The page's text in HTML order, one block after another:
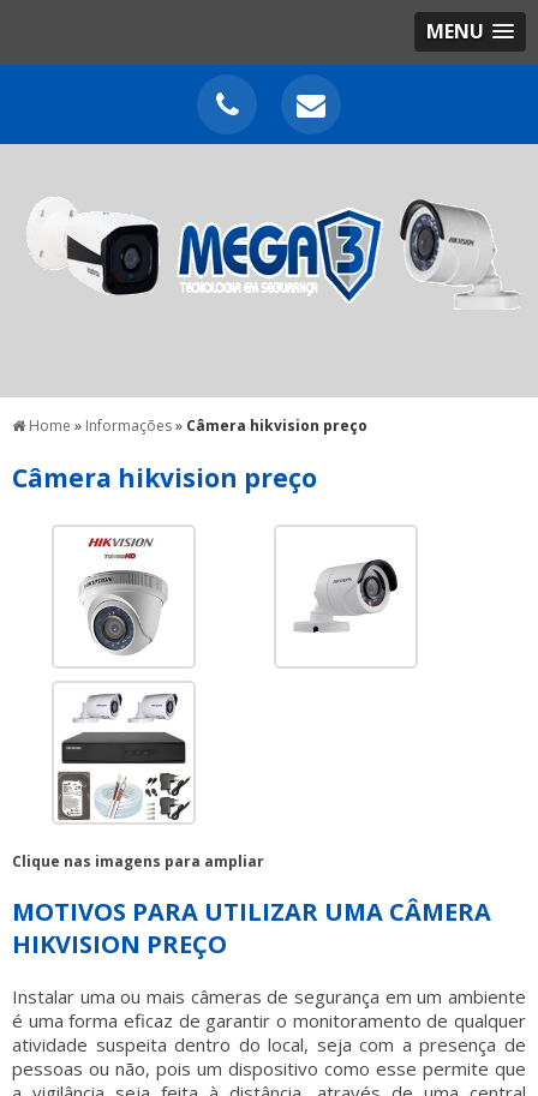
MENU
Home » Informações» Câmera hikvision preço
Câmera hikvision preço
Clique nas imagens para ampliar
MOTIVOS PARA UTILIZAR UMA CÂMERA
HIKVISION PREÇO
Instalar uma ou mais câmeras de segurança em um ambiente
é uma forma eficaz de garantir o monitoramento de qualquer
atividade suspeita dentro do local, seja com a presença de
pessoas ou não, pois um dispositivo como esse permite que